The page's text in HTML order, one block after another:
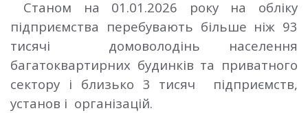
Станом на 01.01.2026 року на обліку
підприємства перебувають більше ніж 93
тисячі домоволодінь населення
багатоквартирних будинків та приватного
сектору і близько 3 тисяч підприємств,
установ і організацій.